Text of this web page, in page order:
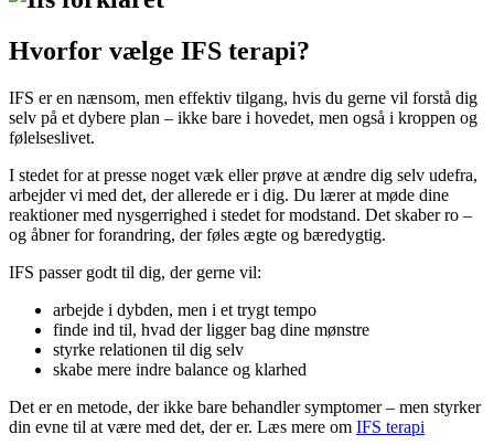
Hvorfor vælge IFS terapi?
IFS er en nænsom, men effektiv tilgang, hvis du gerne vil forstå dig
selv på et dybere plan – ikke bare i hovedet, men også i kroppen og
følelseslivet.
I stedet for at presse noget væk eller prøve at ændre dig selv udefra,
arbejder vi med det, der allerede er i dig. Du lærer at møde dine
reaktioner med nysgerrighed i stedet for modstand. Det skaber ro –
og åbner for forandring, der føles ægte og bæredygtig.
IFS passer godt til dig, der gerne vil:
arbejde i dybden, men i et trygt tempo
finde ind til, hvad der ligger bag dine mønstre
styrke relationen til dig selv
skabe mere indre balance og klarhed
Det er en metode, der ikke bare behandler symptomer – men styrker
din evne til at være med det, der er. Læs mere om IFS terapi